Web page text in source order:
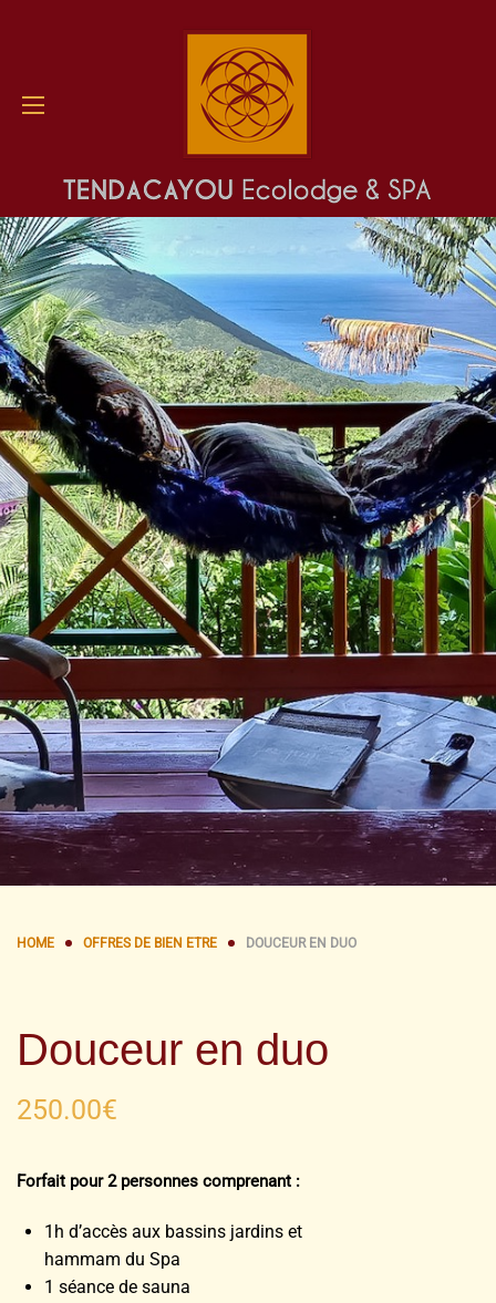
HOME OFFRES DE BIEN ETRE DOUCEUR EN DUO
Douceur en duo
250.00€
Forfait pour 2 personnes comprenant :
1h d’accès aux bassins jardins et
hammam du Spa
1 séance de sauna